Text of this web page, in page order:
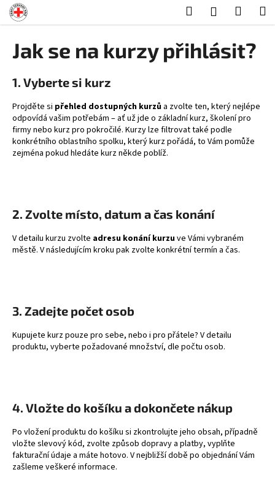
Přejít
obsah
HledatPřihlášení
Jak se na kurzy přihlásit?
1. Vyberte si kurz
Projděte si přehled dostupných kurzů a zvolte ten, který nejlépe
odpovídá vašim potřebám – ať už jde o základní kurz, školení pro
firmy nebo kurz pro pokročilé. Kurzy lze filtrovat také podle
konkrétního oblastního spolku, který kurz pořádá, to Vám pomůže
zejména pokud hledáte kurz někde poblíž.
2. Zvolte místo, datum a čas konání
Vdetailu kurzu zvolte adresu konání kurzuve Vámi vybraném
městě. V následujícím kroku pak zvolte konkrétní termín a čas.
3. Zadejte počet osob
Kupujete kurz pouze pro sebe, nebo i pro přátele? V detailu
produktu, vyberte požadované množství, dle počtu osob.
4. Vložte do košíku a dokončete nákup
Po vložení produktu do košíku si zkontrolujte jeho obsah, případně
vložte slevový kód, zvolte způsob dopravy a platby, vyplňte
fakturační údaje a máte hotovo. V nejbližší době po objednání Vám
zašleme veškeré informace.
o
o
p
o
t
ř
j
t
e
j
í
t
?
HLEDAT
D